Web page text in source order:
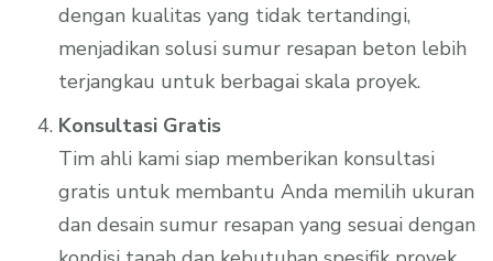
dengan kualitas yang tidak tertandingi,
menjadikan solusi sumur resapan beton lebih
terjangkau untuk berbagai skala proyek.
Konsultasi Gratis
Tim ahli kami siap memberikan konsultasi
gratis untuk membantu Anda memilih ukuran
dan desain sumur resapan yang sesuai dengan